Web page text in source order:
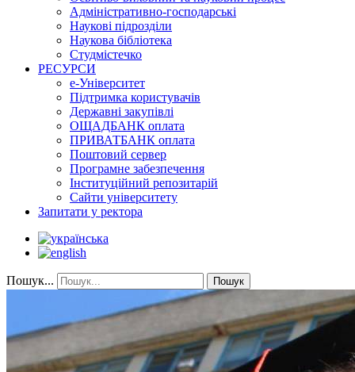
Адміністративно-господарські
Наукові підрозділи
Наукова бібліотека
Студмістечко
РЕСУРСИ
е-Університет
Підтримка користувачів
Державні закупівлі
ОЩАДБАНК оплата
ПРИВАТБАНК оплата
Поштовий сервер
Програмне забезпечення
Інституційний репозитарій
Сайти університету
Запитати у ректора
Пошук... Пошук